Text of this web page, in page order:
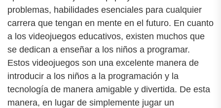
problemas, habilidades esenciales para cualquier
carrera que tengan en mente en el futuro. En cuanto
a los videojuegos educativos, existen muchos que
se dedican a enseñar a los niños a programar.
Estos videojuegos son una excelente manera de
introducir a los niños a la programación y la
tecnología de manera amigable y divertida. De esta
manera, en lugar de simplemente jugar un